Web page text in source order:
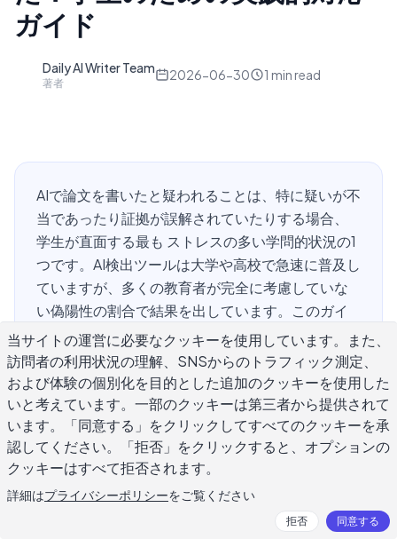
ガイド
Daily AI Writer Team
著者
2026-06-30 1 min read
AIで論文を書いたと疑われることは、特に疑いが不
当であったり証拠が誤解されていたりする場合、
学生が直面する最も ストレスの多い学問的状況の1
つです。AI検出ツールは大学や高校で急速に普及し
ていますが、多くの教育者が完全に考慮していな
い偽陽性の割合で結果を出しています。このガイ
ドは既に自分の作品を提出した学生向けに書かれ
ています。疑い申し立てプロセスがどのような流
れで進むのか、AI検出ツールで何が証明でき何が証
明できないのか、そして最も公正な審査の機会を
得るためのステップについて説明します。
AIで論文を書いたと疑われた場合、
どのようなプロセスが始まるのか？
当サイトの運営に必要なクッキーを使用しています。また、
訪問者の利用状況の理解、SNSからのトラフィック測定、
および体験の個別化を目的とした追加のクッキーを使用した
いと考えています。一部のクッキーは第三者から提供されて
います。「同意する」をクリックしてすべてのクッキーを承
認してください。「拒否」をクリックすると、オプションの
クッキーはすべて拒否されます。
詳細はプライバシーポリシーをご覧ください
拒否 同意する